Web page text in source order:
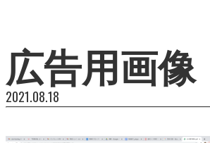
広告用画像
2021.08.18